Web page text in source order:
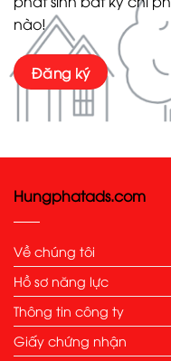
nào!
Đăng ký
Hungphatads.com
Về chúng tôi
Hồ sơ năng lực
Thông tin công ty
Giấy chứng nhận